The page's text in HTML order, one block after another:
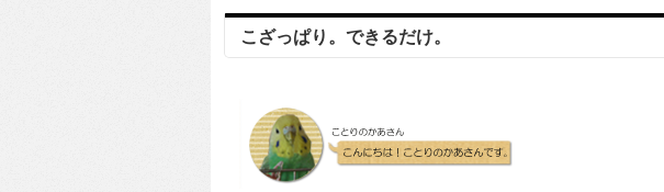
こざっぱり。できるだけ。